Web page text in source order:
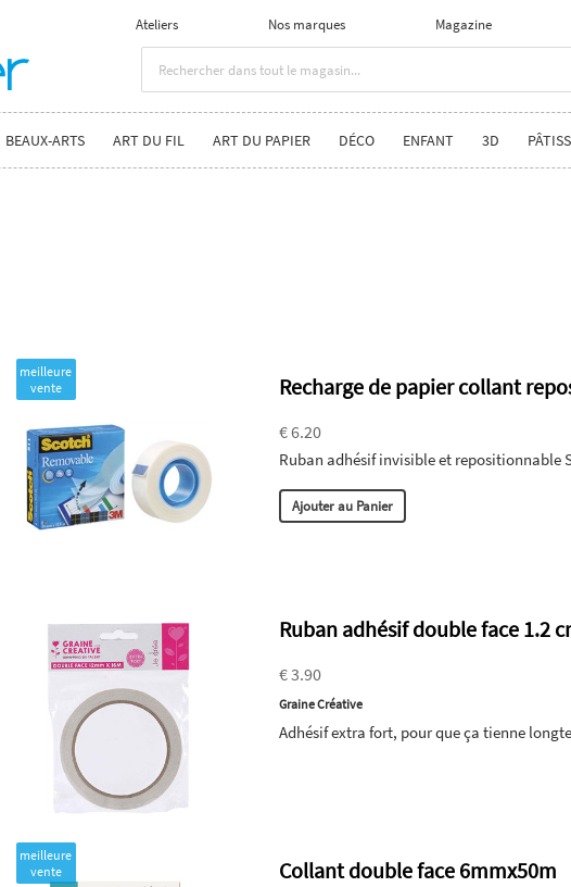
Ateliers Nos marques Magazine
BEAUX-ARTS ART DU FIL ART DU PAPIER DÉCO ENFANT 3D
meilleure
vente
Recharge de papier collant
€ 6.20
Ruban adhésif invisible et repositionnable
Ajouter au Panier
Ruban adhésif double face 1.2
€ 3.90
Graine Créative
Adhésif extra fort, pour que ça tienne
meilleure
vente
Collant double face 6mmx50m